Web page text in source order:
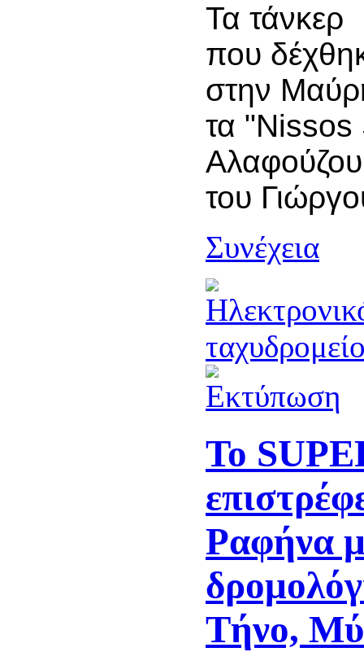
Τα τάνκερ
που
στην
τα "Nissos
του
Συνέχεια
To
Ραφήνα
Τήνο,